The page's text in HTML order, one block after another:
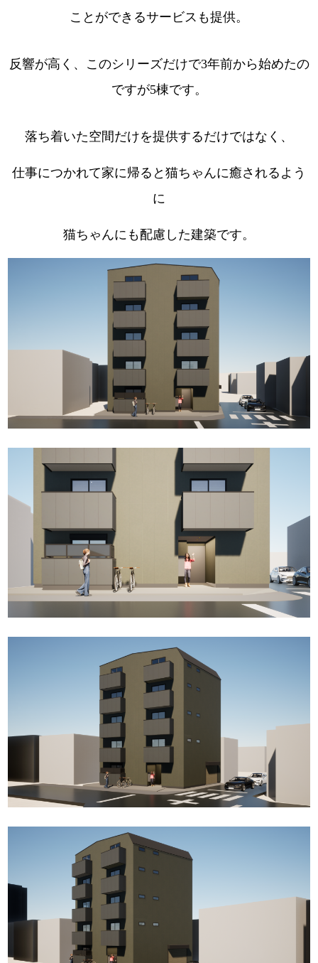
ことができるサービスも提供。
反響が高く、このシリーズだけで3年前から始めたの
ですが5棟です。
落ち着いた空間だけを提供するだけではなく、
仕事につかれて家に帰ると猫ちゃんに癒されるよう
に
猫ちゃんにも配慮した建築です。